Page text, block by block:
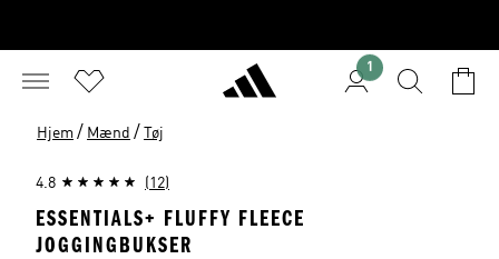
1
Hjem / Mænd / Tøj
4.8 (12)
ESSENTIALS+ FLUFFY FLEECE
JOGGINGBUKSER